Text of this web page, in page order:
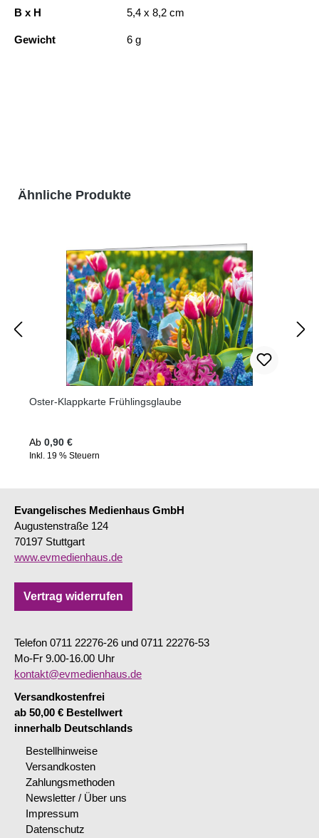
B x H 5,4 x 8,2 cm
Gewicht 6 g
Produktgalerie überspringen
Ähnliche Produkte
Oster-Klappkarte Frühlingsglaube
Regulärer Preis:
Ab 0,90 €
Inkl. 19 % Steuern
Evangelisches Medienhaus GmbH
Augustenstraße 124
70197 Stuttgart
www.evmedienhaus.de
Vertrag widerrufen
Telefon 0711 22276-26 und 0711 22276-53
Mo-Fr 9.00-16.00 Uhr
kontakt@evmedienhaus.de
Versandkostenfrei
ab 50,00 € Bestellwert
innerhalb Deutschlands
Bestellhinweise
Versandkosten
Zahlungsmethoden
Newsletter / Über uns
Impressum
Datenschutz